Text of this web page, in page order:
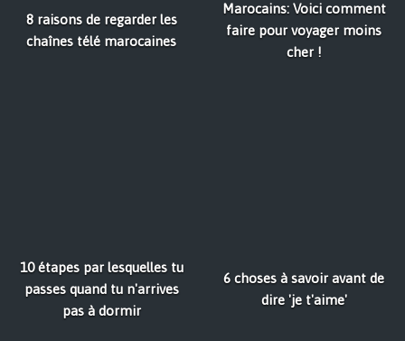
8 raisons de regarder les
chaînes télé marocaines
Marocains: Voici comment
faire pour voyager moins
cher !
10 étapes par lesquelles tu
passes quand tu n'arrives
pas à dormir
6 choses à savoir avant de
dire 'je t'aime'